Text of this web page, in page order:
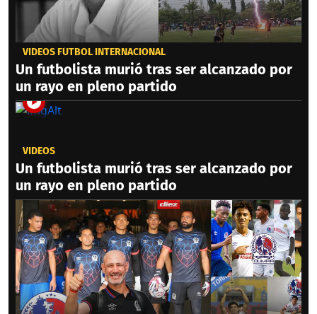
VIDEOS FÚTBOL INTERNACIONAL
Un futbolista murió tras ser alcanzado por
un rayo en pleno partido
VIDEOS
Un futbolista murió tras ser alcanzado por
un rayo en pleno partido